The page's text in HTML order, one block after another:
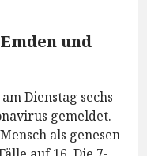
und
Dienstag sechs
gemeldet.
als genesen